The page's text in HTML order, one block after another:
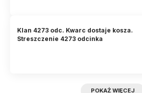
Klan 4273 odc. Kwarc dostaje kosza.
Streszczenie 4273 odcinka
POKAŻ WIĘCEJ